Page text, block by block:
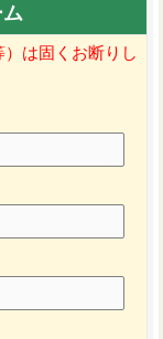
は固くお断りし